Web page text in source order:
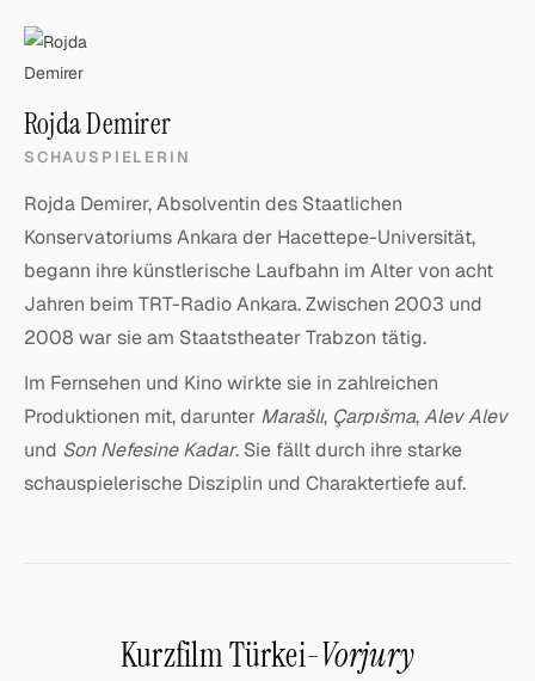
Rojda Demirer
SCHAUSPIELERIN
Rojda Demirer, Absolventin des Staatlichen
Konservatoriums Ankara der Hacettepe-Universität,
begann ihre künstlerische Laufbahn im Alter von acht
Jahren beim TRT-Radio Ankara. Zwischen 2003 und
2008 war sie am Staatstheater Trabzon tätig.
Im Fernsehen und Kino wirkte sie in zahlreichen
Produktionen mit, darunter Marašlı, Çarpıšma,Alev Alev
und Son Nefesine Kadar. Sie fällt durch ihre starke
schauspielerische Disziplin und Charaktertiefe auf.
Kurzfilm Türkei-Vorjury